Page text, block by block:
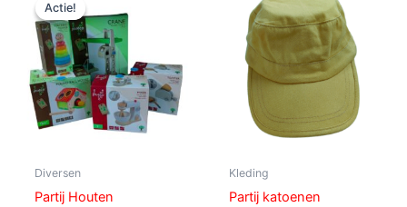
Actie!
Actie!
Diversen
Partij Houten
was:
€ 40,00.
is:
Kleding
Partij katoenen